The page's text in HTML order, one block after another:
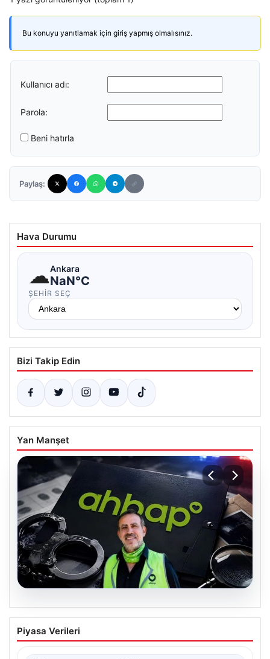
Bu konuyu yanıtlamak için giriş yapmış olmalısınız.
Kullanıcı adı:
Parola:
Beni hatırla
Paylaş:
Hava Durumu
☁Ankara
NaN°C
ŞEHIR SEÇ
Bizi Takip Edin
Yan Manşet
07.08.2026
Ahbap Derneği yönetimine kayyum
atandı. Fesih süreci başladı
Piyasa Verileri